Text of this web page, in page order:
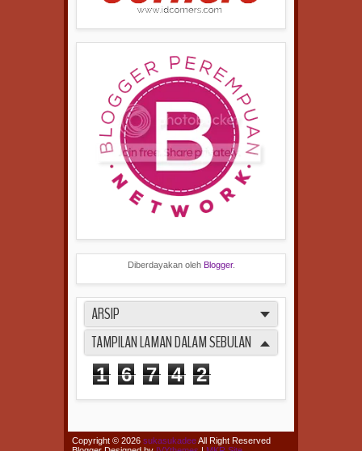
Diberdayakan oleh Blogger.
ARSIP
TAMPILAN LAMAN DALAM SEBULAN
1
6 7 4 2
Copyright © 2026 sukasukadeeAll Right Reserved